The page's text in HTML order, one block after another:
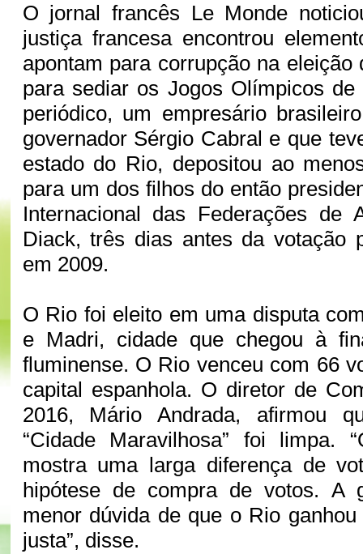
O jornal francês Le Monde
justiça francesa encontrou
apontam para corrupção na eleição
para sediar os Jogos Olímpicos de
periódico, um empresário
governador Sérgio Cabral e que
estado do Rio, depositou ao
para um dos filhos do então
Internacional das Federações de
Diack, três dias antes da votação
em 2009.
O Rio foi eleito em uma disputa
e Madri, cidade que chegou à
fluminense. O Rio venceu com 66
capital espanhola. O diretor de
2016, Mário Andrada, afirmou
“Cidade Maravilhosa” foi limpa.
mostra uma larga diferença de
hipótese de compra de votos. A
menor dúvida de que o Rio
justa”, disse.